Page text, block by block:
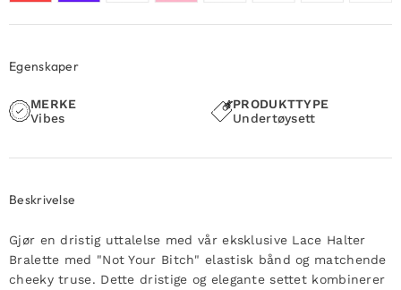
Egenskaper
MERKE
Vibes
PRODUKTTYPE
Undertøysett
Beskrivelse
Gjør en dristig uttalelse med vår eksklusive Lace Halter
Bralette med "Not Your Bitch" elastisk bånd og matchende
cheeky truse. Dette dristige og elegante settet kombinerer